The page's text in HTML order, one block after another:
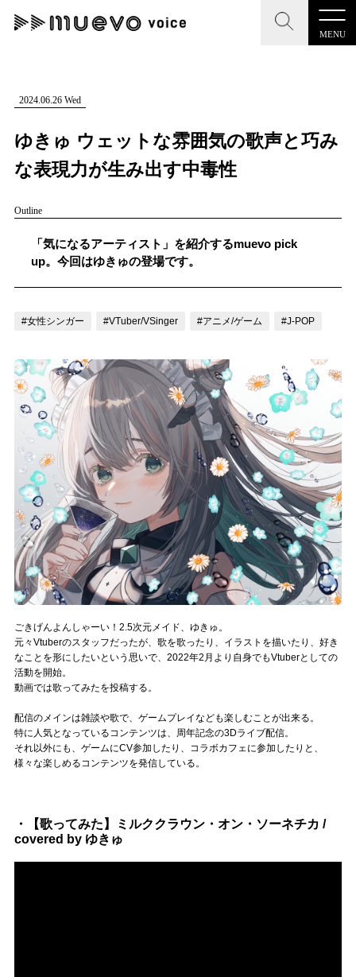
MENU
CLOSE
記事を検索する
人気ワード
#男性SSW #ポップス #女性SSW
CLOSE
"読者の声を形にする”音楽特化メディア
MENU
記事一覧
記事リクエスト
ログイン
LINK
muevoクラウドファンディング
muevoコミュニティ
ぶいクラ！by muevo
ぶいコミュ！by muevo
ぶいマガ！ by muevo
Follow us
Official SNS
2024.06.26 Wed
ゆきゅ ウェットな雰囲気の歌声と巧み
な表現力が生み出す中毒性
Outline
「気になるアーティスト」を紹介するmuevo pick
up。今回はゆきゅの登場です。
#女性シンガー #VTuber/VSinger #アニメ/ゲーム #J-POP
ごきげんよんしゃーい！2.5次元メイド、ゆきゅ。
元々Vtuberのスタッフだったが、歌を歌ったり、イラストを描いたり、好き
なことを形にしたいという思いで、2022年2月より自身でもVtuberとしての
活動を開始。
動画では歌ってみたを投稿する。
配信のメインは雑談や歌で、ゲームプレイなども楽しむことが出来る。
特に人気となっているコンテンツは、周年記念の3Dライブ配信。
それ以外にも、ゲームにCV参加したり、コラボカフェに参加したりと、
様々な楽しめるコンテンツを発信している。
・【歌ってみた】ミルククラウン・オン・ソーネチカ /
covered by ゆきゅ